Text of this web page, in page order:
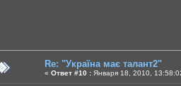
Re: "Україна має талант2"
« Ответ #10 : Января 18, 2010,